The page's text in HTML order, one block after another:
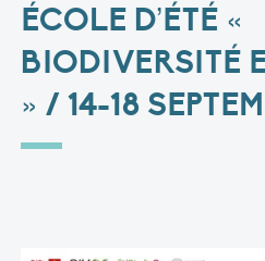
ÉCOLE D’ÉTÉ «
BIODIVERSITÉ
» / 14-18